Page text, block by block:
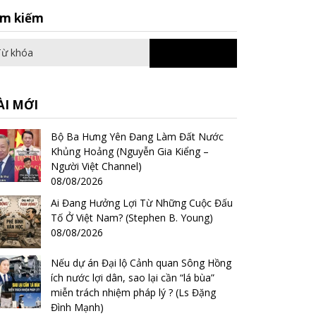
kiếm
for:
MỚI
Bộ Ba Hưng Yên Đang Làm Đất Nước
Khủng Hoảng (Nguyễn Gia Kiểng –
Người Việt Channel)
08/08/2026
Ai Đang Hưởng Lợi Từ Những Cuộc Đấu
Tố Ở Việt Nam? (Stephen B. Young)
08/08/2026
Nếu dự án Đại lộ Cảnh quan Sông Hồng
ích nước lợi dân, sao lại cần “lá bùa”
miễn trách nhiệm pháp lý ? (Ls Đặng
Đình Mạnh)